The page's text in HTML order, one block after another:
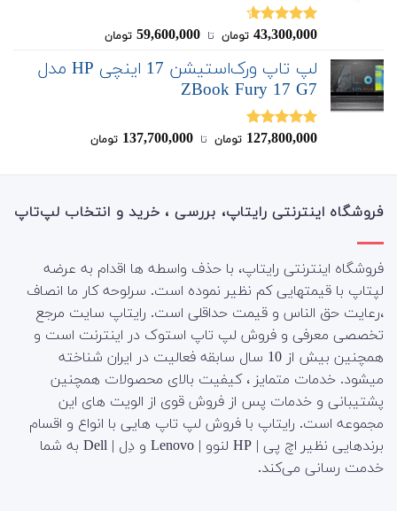
نمره4.60
43,300,000 تومان ‌ تا ‌ 59,600,000 تومان
لپ تاپ ورک‌استیشن 17 اینچی HP مدل
ZBook Fury 17 G7
نمره5.00
127,800,000 تومان ‌ تا ‌ 137,700,000 تومان
فروشگاه اینترنتی رایتاپ، بررسی ، خرید و انتخاب لپ‌تاپ
فروشگاه اینترنتی رایتاپ، با حذف واسطه ها اقدام به عرضه
لپتاپ با قیمتهایی کم نظیر نموده است. سرلوحه کار ما انصاف
،رعایت حق الناس و قیمت حداقلی است. رایتاپ سایت مرجع
تخصصی معرفی و فروش لپ تاپ استوک در اینترنت است و
همچنین بیش از 10 سال سابقه فعالیت در ایران شناخته
میشود. خدمات متمایز ، کیفیت بالای محصولات همچنین
پشتیبانی و خدمات پس از فروش قوی از الویت های این
مجموعه است. رایتاپ با فروش لپ تاپ هایی با انواع و اقسام
برندهایی نظیر اچ پی | HP لنوو | Lenovo و دِل | Dell به شما
خدمت رسانی می‌کند.